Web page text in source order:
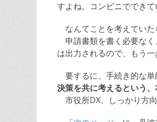
すよね。コンビニでできて
なんてことを考えてい
申請書類を書く必要なく
は出力されるので、もう一
要するに、手続き的な単
決策を共に考えるという
市役所DX、しっかり方